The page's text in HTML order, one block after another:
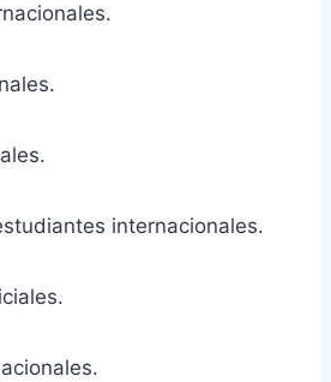
internacionales.